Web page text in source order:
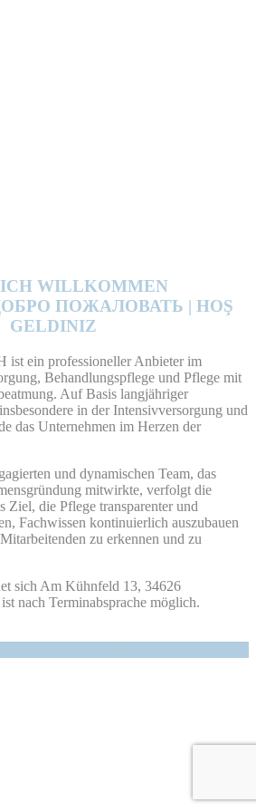
WILLKOMMEN
ПОЖАЛОВАТЬ | HOŞ
GELDINIZ
ein professioneller Anbieter im
Behandlungspflege und Pflege mit
Auf Basis langjähriger
in der Intensivversorgung und
das Unternehmen im Herzen der
und dynamischen Team, das
mitwirkte, verfolgt die
die Pflege transparenter und
Fachwissen kontinuierlich auszubauen
zu erkennen und zu
sich Am Kühnfeld 13, 34626
nach Terminabsprache möglich.